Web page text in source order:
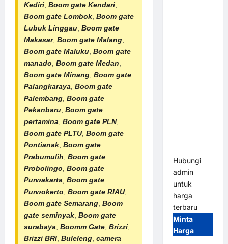
Kediri, Boom gate Kendari,
Boom gate Lombok, Boom gate
Lubuk Linggau, Boom gate
Makasar, Boom gate Malang,
Boom gate Maluku, Boom gate
manado, Boom gate Medan,
Boom gate Minang, Boom gate
Palangkaraya, Boom gate
Palembang, Boom gate
Pekanbaru, Boom gate
pertamina, Boom gate PLN,
Boom gate PLTU, Boom gate
Pontianak, Boom gate
Prabumulih, Boom gate
Probolingo, Boom gate
Purwakarta, Boom gate
Purwokerto, Boom gate RIAU,
Boom gate Semarang, Boom
gate seminyak, Boom gate
surabaya, Boomm Gate, Brizzi,
Brizzi BRI, Buleleng, camera
Hubungi
admin
untuk
harga
terbaru
Minta
Harga